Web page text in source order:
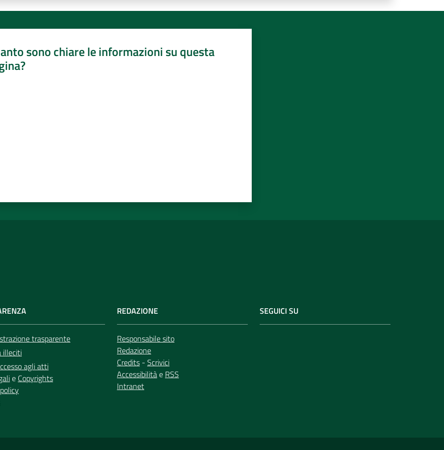
sono chiare le informazioni su questa
trasparente
illeciti
agli atti
e Copyrights
REDAZIONE
Responsabile sito
Redazione
Credits - Scrivici
Accessibilitàe RSS
Intranet
SEGUICI SU